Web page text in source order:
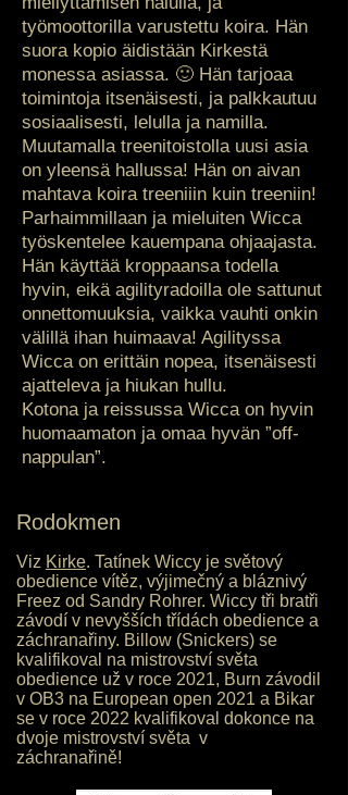
työmoottorilla varustettu koira. Hän
suora kopio äidistään Kirkestä
monessa asiassa. 🙂 Hän tarjoaa
toimintoja itsenäisesti, ja palkkautuu
sosiaalisesti, lelulla ja namilla.
Muutamalla treenitoistolla uusi asia
on yleensä hallussa! Hän on aivan
mahtava koira treeniiin kuin treeniin!
Parhaimmillaan ja mieluiten Wicca
työskentelee kauempana ohjaajasta.
Hän käyttää kroppaansa todella
hyvin, eikä agilityradoilla ole sattunut
onnettomuuksia, vaikka vauhti onkin
välillä ihan huimaava! Agilityssa
Wicca on erittäin nopea, itsenäisesti
ajatteleva ja hiukan hullu.
Kotona ja reissussa Wicca on hyvin
huomaamaton ja omaa hyvän ”off-
nappulan”.
Rodokmen
Viz Kirke. Tatínek Wiccy je světový
obedience vítěz, výjimečný a bláznivý
Freez od Sandry Rohrer. Wiccy tři bratři
závodí v nevyšších třídách obedience a
záchranařiny. Billow (Snickers) se
kvalifikoval na mistrovství světa
obedience už v roce 2021, Burn závodil
v OB3 na European open 2021 a Bikar
se v roce 2022 kvalifikoval dokonce na
dvoje mistrovství světa v
záchranařině!